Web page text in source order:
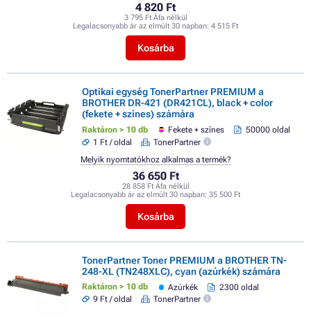
4 820 Ft
3 795 Ft Áfa nélkül
Legalacsonyabb ár az elmúlt 30 napban: 4 515 Ft
Kosárba
Optikai egység TonerPartner PREMIUM a
BROTHER DR-421 (DR421CL), black + color
(fekete + színes) számára
Raktáron > 10 db Fekete + színes
50000 oldal
1 Ft / oldal
TonerPartner
36 650 Ft
28 858 Ft Áfa nélkül
Legalacsonyabb ár az elmúlt 30 napban: 35 500 Ft
Kosárba
Melyik nyomtatókhoz alkalmas a termék?
TonerPartner Toner PREMIUM a BROTHER TN-
248-XL (TN248XLC), cyan (azúrkék) számára
Raktáron > 10 db Azúrkék
2300 oldal
9 Ft / oldal
TonerPartner